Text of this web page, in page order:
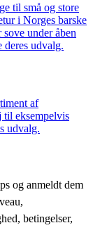
til små og store
i Norges barske
under åben
deres udvalg.
af
til eksempelvis
udvalg.
og anmeldt dem
betingelser,